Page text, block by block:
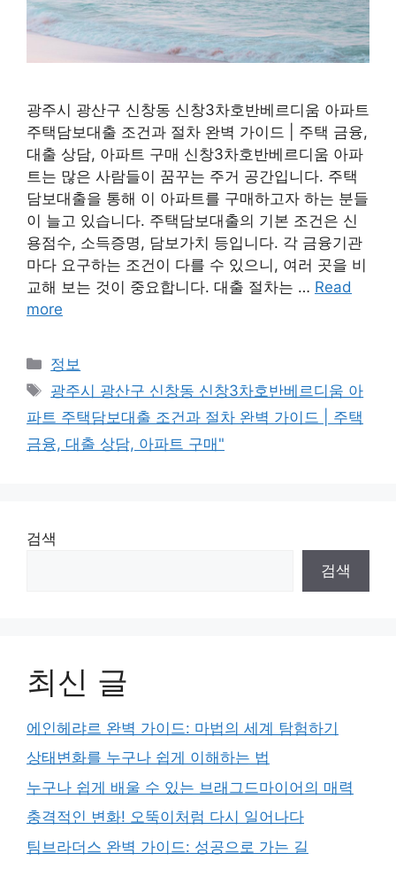
광주시 광산구 신창동 신창3차호반베르디움 아파트
주택담보대출 조건과 절차 완벽 가이드 | 주택 금융,
대출 상담, 아파트 구매 신창3차호반베르디움 아파
트는 많은 사람들이 꿈꾸는 주거 공간입니다. 주택
담보대출을 통해 이 아파트를 구매하고자 하는 분들
이 늘고 있습니다. 주택담보대출의 기본 조건은 신
용점수, 소득증명, 담보가치 등입니다. 각 금융기관
마다 요구하는 조건이 다를 수 있으니, 여러 곳을 비
교해 보는 것이 중요합니다. 대출 절차는 … Read
more
Categories
정보
Tags
광주시 광산구 신창동 신창3차호반베르디움 아
파트 주택담보대출 조건과 절차 완벽 가이드 | 주택
금융, 대출 상담, 아파트 구매"
검색
검색
최신 글
에인헤랴르 완벽 가이드: 마법의 세계 탐험하기
상태변화를 누구나 쉽게 이해하는 법
누구나 쉽게 배울 수 있는 브래그드마이어의 매력
충격적인 변화! 오뚝이처럼 다시 일어나다
팀브라더스 완벽 가이드: 성공으로 가는 길